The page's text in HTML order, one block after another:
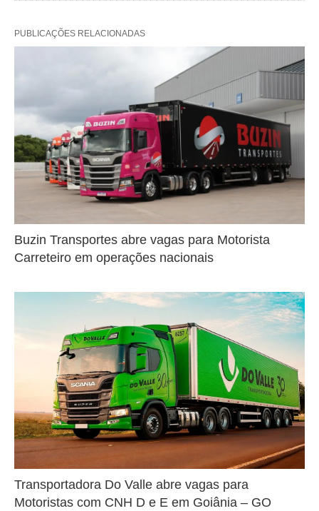
PUBLICAÇÕES RELACIONADAS
Buzin Transportes abre vagas para Motorista
Carreteiro em operações nacionais
Transportadora Do Valle abre vagas para
Motoristas com CNH D e E em Goiânia – GO